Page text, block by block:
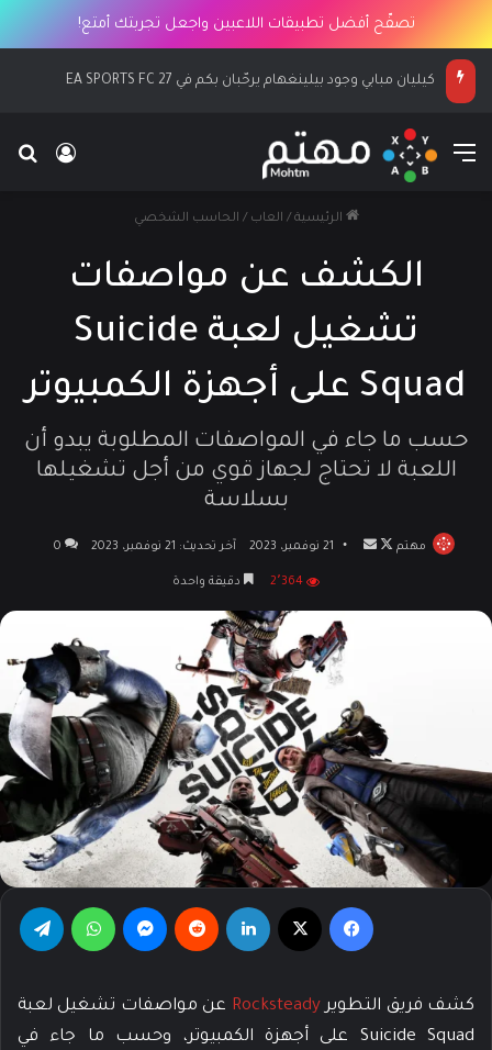
تصفّح أفضل تطبيقات اللاعبين واجعل تجربتك أمتع!
كيليان مبابي وجود بيلينغهام يرحّبان بكم في EA SPORTS FC 27
القائمة
الرئيسية / العاب / الحاسب الشخصي
الكشف عن مواصفات
تشغيل لعبة Suicide
Squad على أجهزة الكمبيوتر
حسب ما جاء في المواصفات المطلوبة يبدو أن
اللعبة لا تحتاج لجهاز قوي من أجل تشغيلها
بسلاسة
مهتم
تابع أرسل 21 نوفمبر، 2023 آخر تحديث: 21 نوفمبر، 2023 0
2٬364 دقيقة واحدة
كشف فريق التطويرRocksteady عن مواصفات تشغيل لعبة
Suicide Squad على أجهزة الكمبيوتر، وحسب ما جاء في